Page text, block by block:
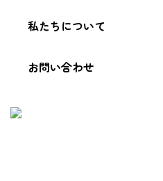
私たちについて
お問い合わせ